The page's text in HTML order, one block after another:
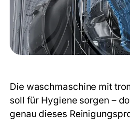
Die waschmaschine mit
soll für Hygiene sorgen –
genau dieses